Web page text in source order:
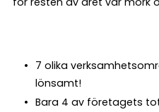
7 olika
lönsamt!
Bara 4 av företagets